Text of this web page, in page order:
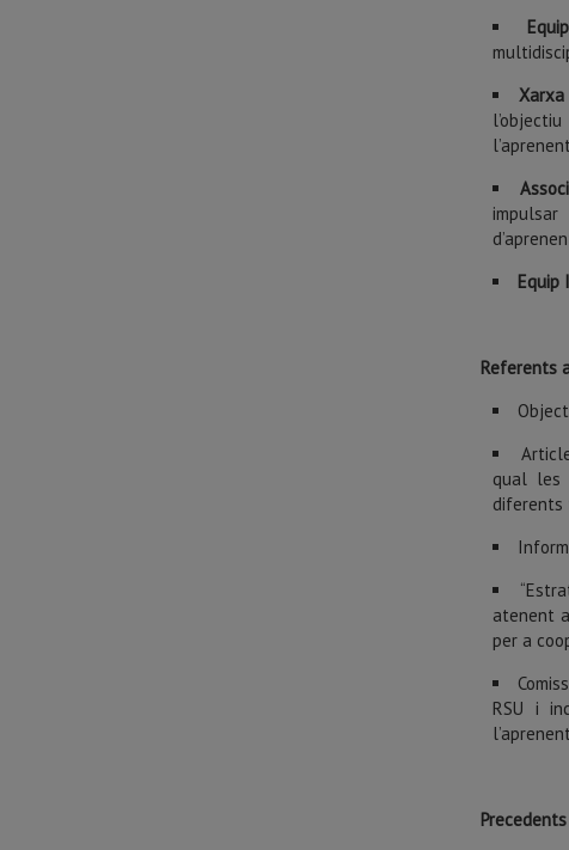
Xarxa
impulsar
Equip
Referents
qual les
diferents
atenent
per a
RSU i